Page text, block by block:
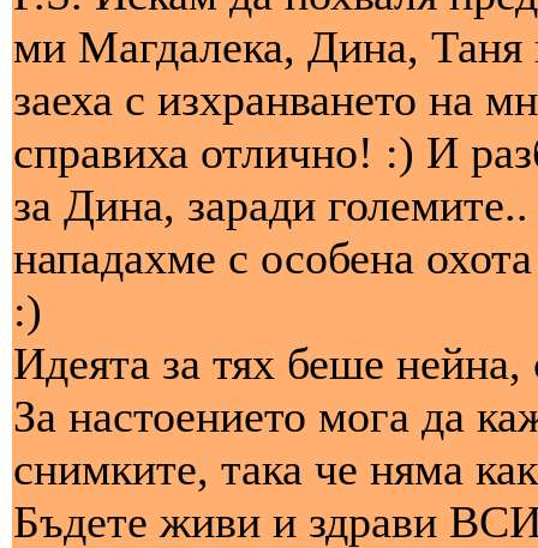
ми Магдалека, Дина, Таня
заеха с изхранването на
справиха отлично! :) И
за Дина, заради
нападахме с особена
:)
Идеята за тях беше нейна,
За настоението мога да
снимките, така че няма
Бъдете живи и здрави